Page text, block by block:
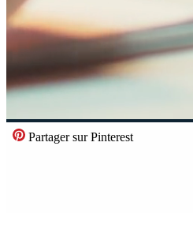
Partager sur Pinterest